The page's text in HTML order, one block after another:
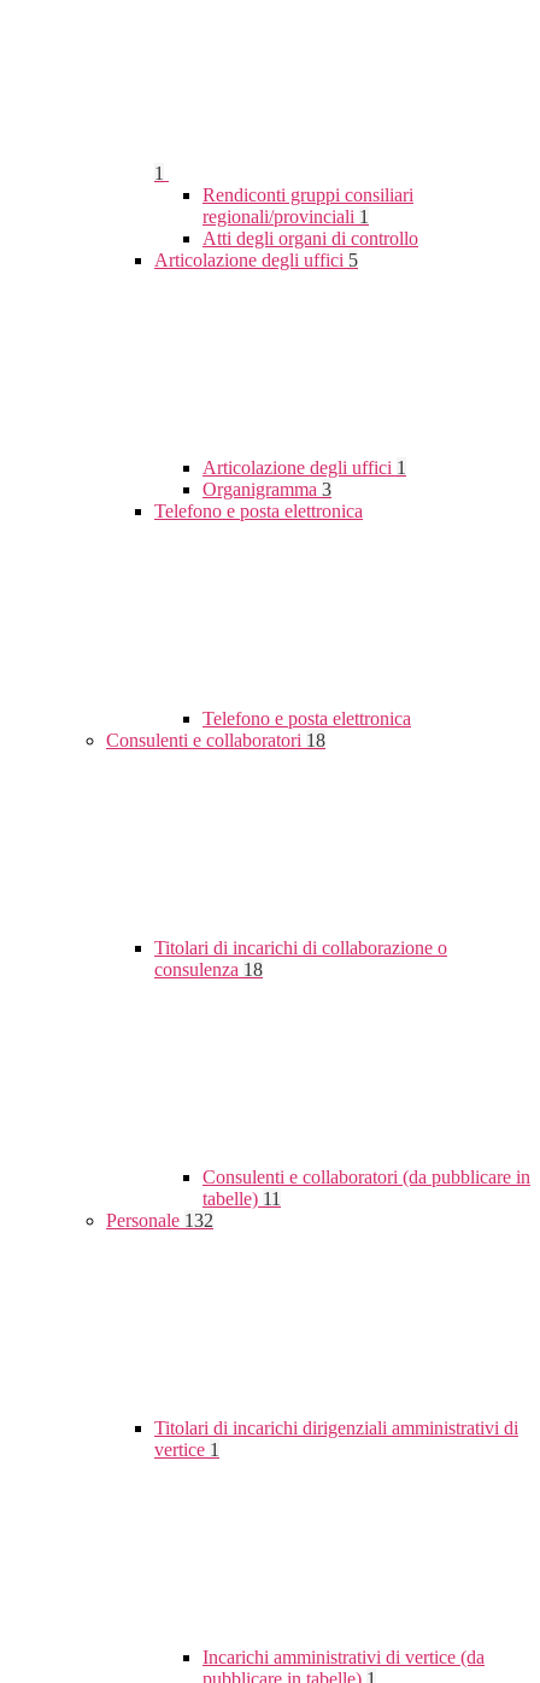
1
Rendiconti gruppi consiliari
regionali/provinciali 1
Atti degli organi di controllo
Articolazione degli uffici 5
Articolazione degli uffici 1
Organigramma 3
Telefono e posta elettronica
Telefono e posta elettronica
Consulenti e collaboratori 18
Titolari di incarichi di collaborazione o
consulenza 18
Consulenti e collaboratori (da pubblicare in
tabelle) 11
Personale 132
Titolari di incarichi dirigenziali amministrativi di
vertice 1
Incarichi amministrativi di vertice (da